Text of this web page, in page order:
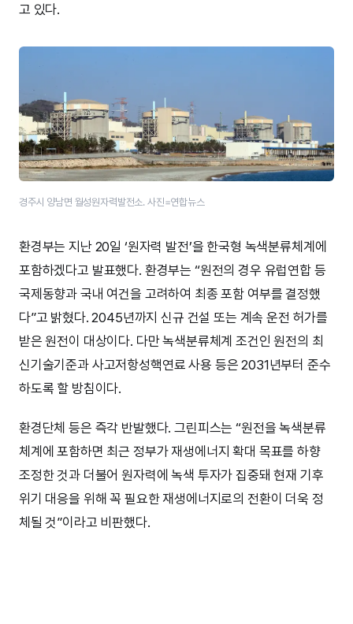
고 있다.
경주시 양남면 월성원자력발전소. 사진=연합뉴스
환경부는 지난 20일 ‘원자력 발전’을 한국형 녹색분류체계에
포함하겠다고 발표했다. 환경부는 “원전의 경우 유럽연합 등
국제동향과 국내 여건을 고려하여 최종 포함 여부를 결정했
다”고 밝혔다. 2045년까지 신규 건설 또는 계속 운전 허가를
받은 원전이 대상이다. 다만 녹색분류체계 조건인 원전의 최
신기술기준과 사고저항성핵연료 사용 등은 2031년부터 준수
하도록 할 방침이다.
환경단체 등은 즉각 반발했다. 그린피스는 “원전을 녹색분류
체계에 포함하면 최근 정부가 재생에너지 확대 목표를 하향
조정한 것과 더불어 원자력에 녹색 투자가 집중돼 현재 기후
위기 대응을 위해 꼭 필요한 재생에너지로의 전환이 더욱 정
체될 것”이라고 비판했다.